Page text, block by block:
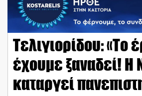
Τελιγιορίδου: «Το
έχουμε ξαναδεί! Η
καταργεί